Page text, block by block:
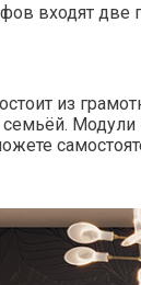
входят две
из